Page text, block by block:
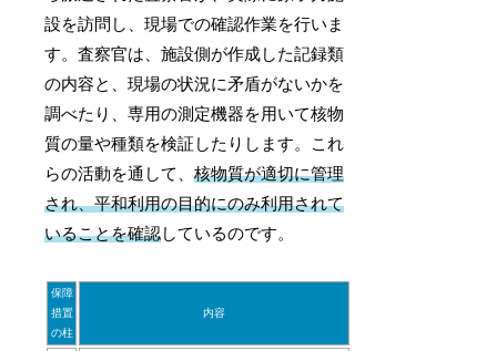
設を訪問し、現場での確認作業を行いま
す。査察官は、施設側が作成した記録類
の内容と、現場の状況に矛盾がないかを
調べたり、専用の測定機器を用いて核物
質の量や種類を検証したりします。これ
らの活動を通して、核物質が適切に管理
され、平和利用の目的にのみ利用されて
いることを確認しているのです。
保障
措置
の柱
内容